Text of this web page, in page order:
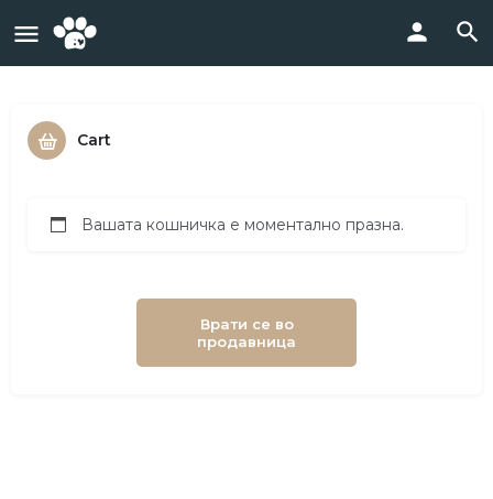
Cart
Вашата кошничка е моментално празна.
Врати се во
продавница